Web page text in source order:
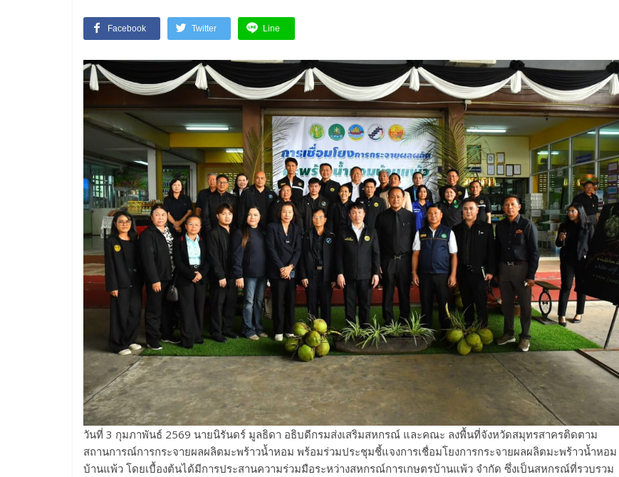
Facebook Twitter Line
วันที่ 3 กุมภาพันธ์ 2569 นายนิรันดร์ มูลธิดา อธิบดีกรมส่งเสริมสหกรณ์ และคณะ ลงพื้นที่จังหวัดสมุทรสาครติดตาม
สถานการณ์การกระจายผลผลิตมะพร้าวน้ำหอม พร้อมร่วมประชุมชี้แจงการเชื่อมโยงการกระจายผลผลิตมะพร้าวน้ำหอม
บ้านแพ้ว โดยเบื้องต้นได้มีการประสานความร่วมมือระหว่างสหกรณ์การเกษตรบ้านแพ้ว จำกัด ซึ่งเป็นสหกรณ์ที่รวบรวม